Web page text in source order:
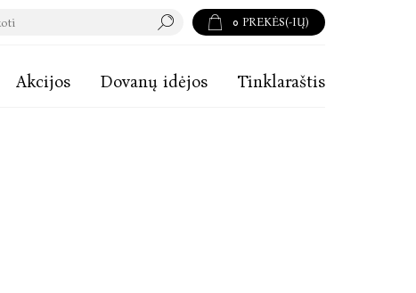
0 PREKĖS(-IŲ)
Akcijos Dovanų idėjos Tinklaraštis